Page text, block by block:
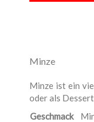
Minze
Minze ist ein
oder als
Geschmack